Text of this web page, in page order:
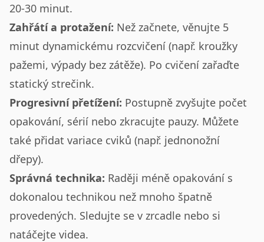
20-30 minut.
Zahřátí a protažení: Než začnete, věnujte 5
minut dynamickému rozcvičení (např. kroužky
pažemi, výpady bez zátěže). Po cvičení zařaďte
statický strečink.
Progresivní přetížení: Postupně zvyšujte počet
opakování, sérií nebo zkracujte pauzy. Můžete
také přidat variace cviků (např. jednonožní
dřepy).
Správná technika: Raději méně opakování s
dokonalou technikou než mnoho špatně
provedených. Sledujte se v zrcadle nebo si
natáčejte videa.